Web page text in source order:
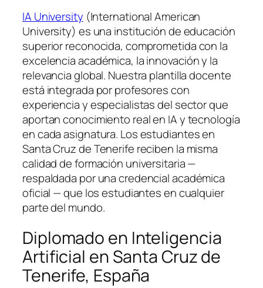
IA University (International American
University) es una institución de educación
superior reconocida, comprometida con la
excelencia académica, la innovación y la
relevancia global. Nuestra plantilla docente
está integrada por profesores con
experiencia y especialistas del sector que
aportan conocimiento real en IA y tecnología
en cada asignatura. Los estudiantes en
Santa Cruz de Tenerife reciben la misma
calidad de formación universitaria —
respaldada por una credencial académica
oficial — que los estudiantes en cualquier
parte del mundo.
Diplomado en Inteligencia
Artificial en Santa Cruz de
Tenerife, España